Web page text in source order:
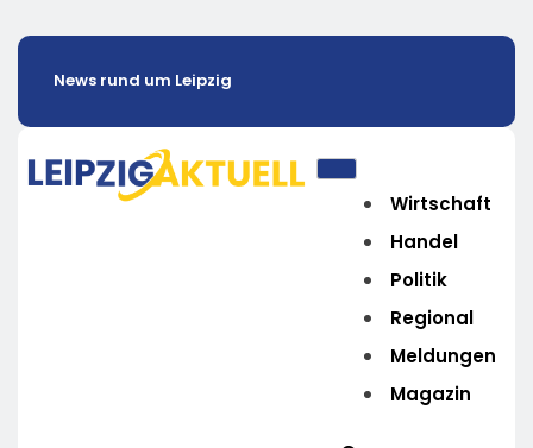
News rund um Leipzig
Wirtschaft
Handel
Politik
Regional
Meldungen
Magazin